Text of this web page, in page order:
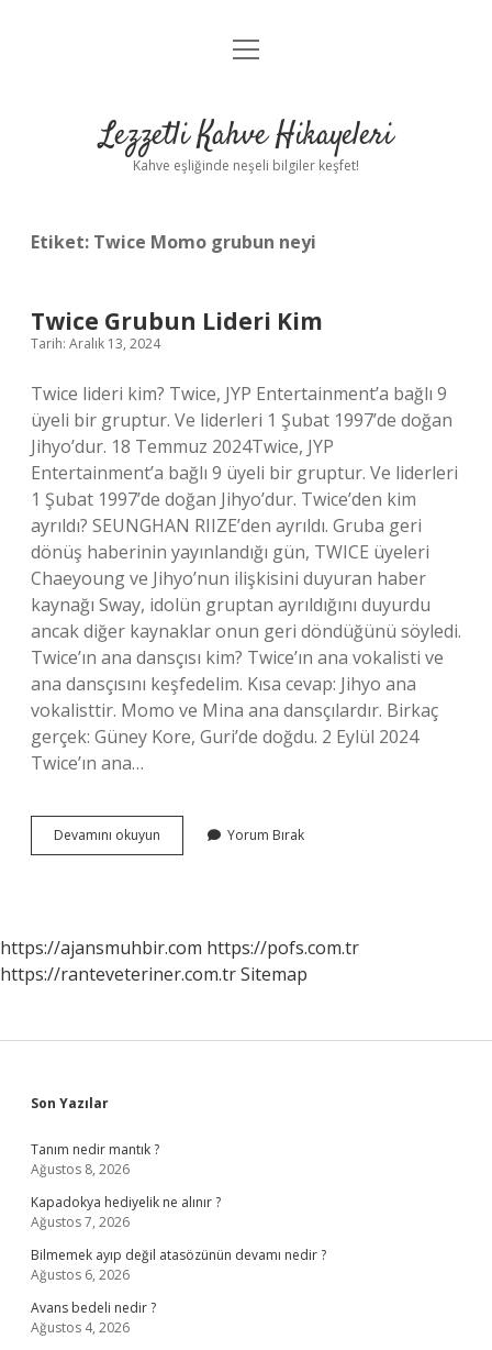
Anasayfa
Yasal Uyarı
menüyü
Lezzetli Kahve Hikayeleri
Kahve eşliğinde neşeli bilgiler keşfet!
Etiket: Twice Momo grubun neyi
Twice Grubun Lideri Kim
Tarih: Aralık 13, 2024
Twice lideri kim? Twice, JYP Entertainment’a bağlı 9
üyeli bir gruptur. Ve liderleri 1 Şubat 1997’de doğan
Jihyo’dur. 18 Temmuz 2024Twice, JYP
Entertainment’a bağlı 9 üyeli bir gruptur. Ve liderleri
1 Şubat 1997’de doğan Jihyo’dur. Twice’den kim
ayrıldı? SEUNGHAN RIIZE’den ayrıldı. Gruba geri
dönüş haberinin yayınlandığı gün, TWICE üyeleri
Chaeyoung ve Jihyo’nun ilişkisini duyuran haber
kaynağı Sway, idolün gruptan ayrıldığını duyurdu
ancak diğer kaynaklar onun geri döndüğünü söyledi.
Twice’ın ana dansçısı kim? Twice’ın ana vokalisti ve
ana dansçısını keşfedelim. Kısa cevap: Jihyo ana
vokalisttir. Momo ve Mina ana dansçılardır. Birkaç
gerçek: Güney Kore, Guri’de doğdu. 2 Eylül 2024
Twice’ın ana…
Devamını okuyun
Grubun
Yorum Bırak
https://ajansmuhbir.com https://pofs.com.tr
https://ranteveteriner.com.trSitemap
Sidebar
Son Yazılar
Tanım nedir mantık ?
Ağustos 8, 2026
Kapadokya hediyelik ne alınır ?
Ağustos 7, 2026
Bilmemek ayıp değil atasözünün devamı nedir ?
Ağustos 6, 2026
Avans bedeli nedir ?
Ağustos 4, 2026